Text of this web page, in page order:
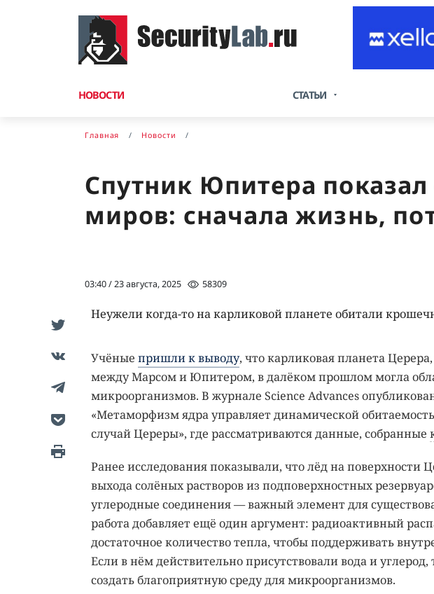
НОВОСТИ СТАТЬИ
Главная Новости
Спутник Юпитера
миров: сначала жизнь,
03:40 / 23 августа, 2025 58309
Неужели когда-то на карликовой планете обитали
Учёные пришли к выводу, что карликовая планета
между Марсом и Юпитером, в далёком прошлом могла
микроорганизмов. В журнале Science Advances
«Метаморфизм ядра управляет динамической
случай Цереры», где рассматриваются данные, собранные
Ранее исследования показывали, что лёд на поверхности
выхода солёных растворов из подповерхностных
углеродные соединения — важный элемент для
работа добавляет ещё один аргумент: радиоактивный
достаточное количество тепла, чтобы поддерживать
Если в нём действительно присутствовали вода и
создать благоприятную среду для микроорганизмов.